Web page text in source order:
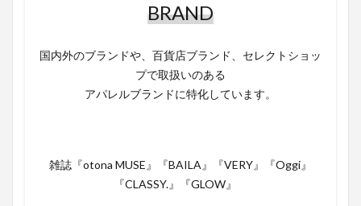
BRAND
国内外のブランドや、百貨店ブランド、セレクトショッ
プで取扱いのある
アパレルブランドに特化しています。
雑誌『otona MUSE』『BAILA』『VERY』『Oggi』
『CLASSY.』『GLOW』